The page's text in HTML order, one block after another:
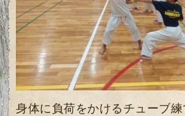
身体に負荷をかけるチューブ